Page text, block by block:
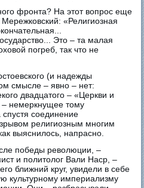
фронта? На этот вопрос еще
«Религиозная
Это – та малая
погреб, так что не
(и надежды
смысле – явно – нет:
двадцатого – «Церкви и
немеркнущее тому
соединение
религиозным многим
выяснилось, напрасно.
победы революции, –
и политолог Вали Наср, –
ближний круг, увидели в себе
культурному империализму